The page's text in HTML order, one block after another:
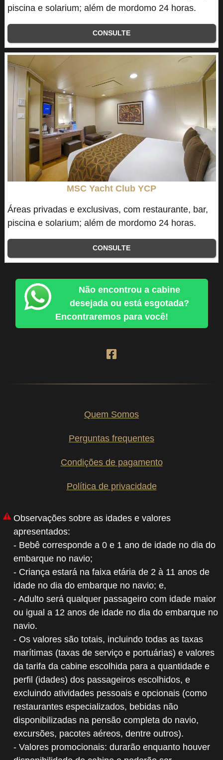
piscina e solarium; além de mordomo 24 horas.
CONSULTE
MSC Yacht Club YCP
Áreas privadas e exclusivas, com restaurante, bar,
piscina e solarium; além de mordomo 24 horas.
CONSULTE
Não encontrou a cabine
desejada ou está esgotada?
Encontraremos para você!
Quem Somos
Perguntas frequentes
Condições de pagamento
Política de privacidade
Observações sobre as idades e valores
apresentados:
- Bebê corresponde a 0 e 1 ano de idade no dia do
embarque no navio;
- Criança estará na faixa etária de 2 à 11 anos de
idade no dia do embarque no navio; e,
- Adulto será qualquer passageiro com idade maior
ou igual a 12 anos de idade no dia do embarque no
navio.
- Os valores são totais, incluindo todas as taxas
marítimas (taxas de serviço e portuárias) e valores
da tarifa da cabine escolhida para a quantidade e
perfil (idades) dos passageiros escolhidos, e
excluindo atividades pessoais e opcionais (como
restaurantes especializados, bebidas não
disponibilizadas na pensão completa do navio,
excursões, pacotes aéreos, dentre outros).
- Valores promocionais: durarão enquanto houver